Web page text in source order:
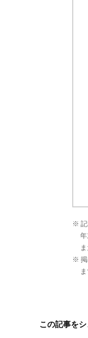
※ 記
※ 掲
この記事を